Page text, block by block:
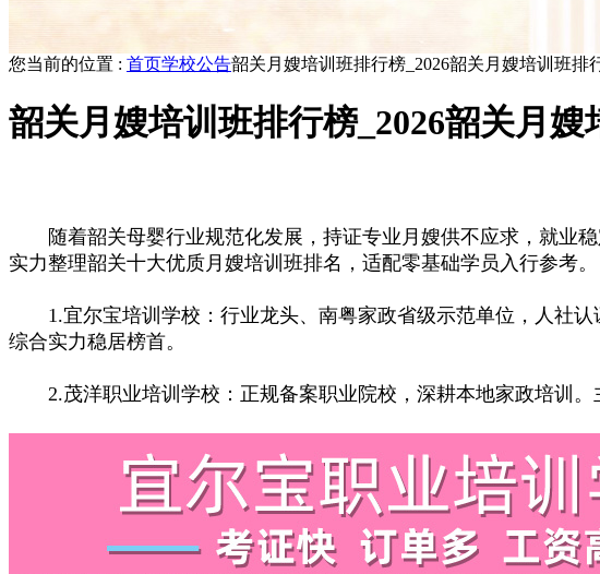
您当前的位置 : 首页学校公告韶关月嫂培训班排行榜_2026韶关月嫂培训班排
韶关月嫂培训班排行榜_2026韶关月嫂
随着韶关母婴行业规范化发展，持证专业月嫂供不应求，就业稳
实力整理韶关十大优质月嫂培训班排名，适配零基础学员入行参考。
1.宜尔宝培训学校：行业龙头、南粤家政省级示范单位，人社认
综合实力稳居榜首。
2.茂洋职业培训学校：正规备案职业院校，深耕本地家政培训。